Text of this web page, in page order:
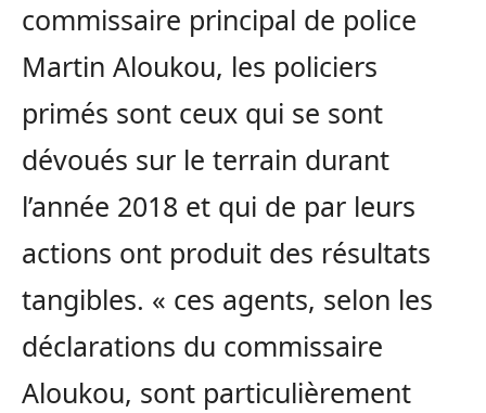
commissaire principal de police
Martin Aloukou, les policiers
primés sont ceux qui se sont
dévoués sur le terrain durant
l’année 2018 et qui de par leurs
actions ont produit des résultats
tangibles. « ces agents, selon les
déclarations du commissaire
Aloukou, sont particulièrement